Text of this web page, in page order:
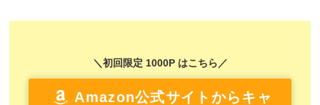
＼初回限定 1000P はこちら／
Amazon公式サイトからキャ